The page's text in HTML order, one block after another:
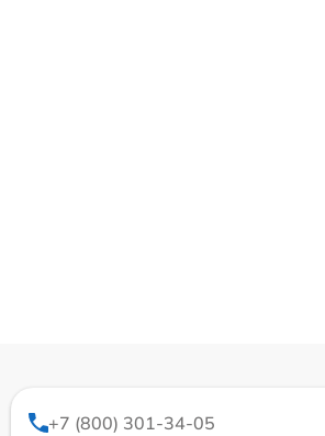
+7 (800) 301-34-05